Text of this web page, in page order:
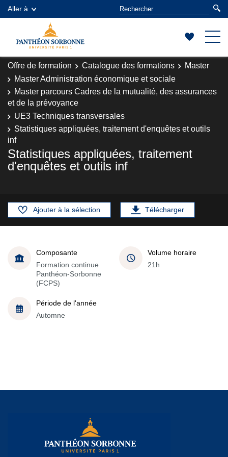
Aller à
Offre de formation Catalogue des formations
Master
Master Administration économique et sociale
Master parcours Cadres de la mutualité, des assurances
et de la prévoyance
UE3 Techniques transversales
Statistiques appliquées, traitement d'enquêtes et outils
inf
Statistiques appliquées, traitement
d'enquêtes et outils inf
Ajouter à la sélection Télécharger
Composante
Formation continue
Panthéon-Sorbonne
(FCPS)
Volume horaire
21h
Période de l'année
Automne